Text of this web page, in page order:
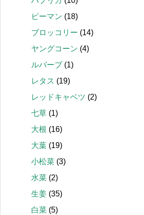
ピーマン (18)
ブロッコリー (14)
ヤングコーン (4)
ルバーブ (1)
レタス (19)
レッドキャベツ (2)
七草 (1)
大根 (16)
大葉 (19)
小松菜 (3)
水菜 (2)
生姜 (35)
白菜 (5)